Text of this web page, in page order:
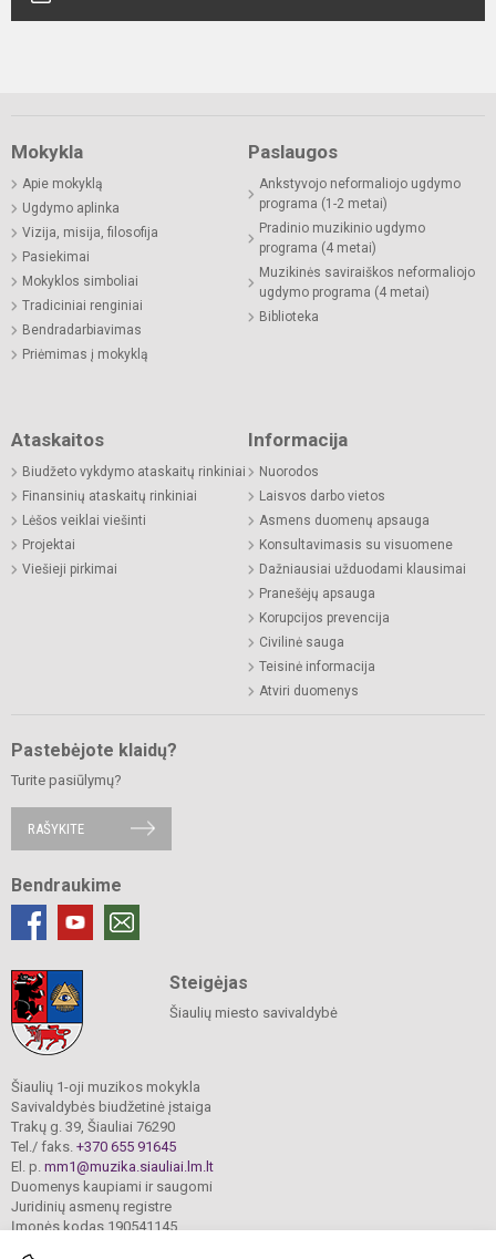
Mokykla
Apie mokyklą
Ugdymo aplinka
Vizija, misija, filosofija
Pasiekimai
Mokyklos simboliai
Tradiciniai renginiai
Bendradarbiavimas
Priėmimas į mokyklą
Paslaugos
Ankstyvojo neformaliojo ugdymo
programa (1-2 metai)
Pradinio muzikinio ugdymo
programa (4 metai)
Muzikinės saviraiškos neformaliojo
ugdymo programa (4 metai)
Biblioteka
Ataskaitos
Biudžeto vykdymo ataskaitų rinkiniai
Finansinių ataskaitų rinkiniai
Lėšos veiklai viešinti
Projektai
Viešieji pirkimai
Informacija
Nuorodos
Laisvos darbo vietos
Asmens duomenų apsauga
Konsultavimasis su visuomene
Dažniausiai užduodami klausimai
Pranešėjų apsauga
Korupcijos prevencija
Civilinė sauga
Teisinė informacija
Atviri duomenys
Pastebėjote klaidų?
Turite pasiūlymų?
RAŠYKITE
Bendraukime
Steigėjas
Šiaulių miesto savivaldybė
Šiaulių 1-oji muzikos mokykla
Savivaldybės biudžetinė įstaiga
Trakų g. 39, Šiauliai 76290
Tel./ faks. +370 655 91645
El. p. mm1@muzika.siauliai.lm.lt
Duomenys kaupiami ir saugomi
Juridinių asmenų registre
Įmonės kodas 190541145